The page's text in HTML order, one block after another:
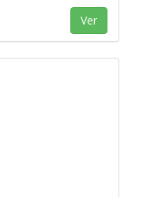
Ver